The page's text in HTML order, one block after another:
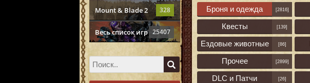
Mount & Blade 2 328
Весь список игр 25407
Броня и одежда [2816]
Квесты [139]
Ездовые животные [86]
Прочее [2899]
DLC и Патчи [26]